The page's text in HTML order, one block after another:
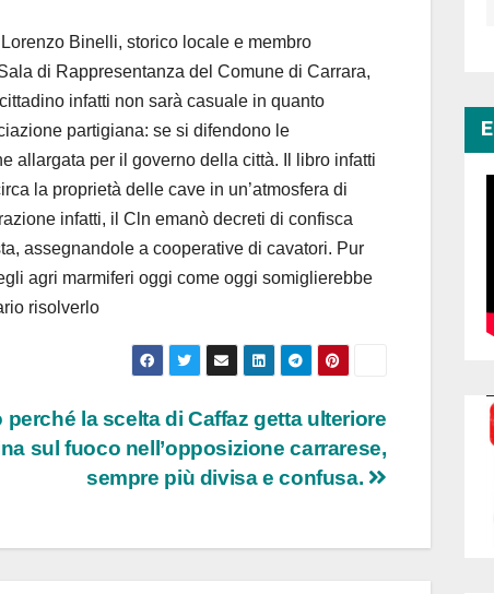
Binelli, storico locale e membro
di Rappresentanza del Comune di Carrara,
infatti non sarà casuale in quanto
partigiana: se si difendono le
allargata per il governo della città. Il libro infatti
la proprietà delle cave in un’atmosfera di
infatti, il Cln emanò decreti di confisca
assegnandole a cooperative di cavatori. Pur
agri marmiferi oggi come oggi somiglierebbe
risolverlo
perché la scelta di Caffaz getta ulteriore
sul fuoco nell’opposizione carrarese,
sempre più divisa e confusa.